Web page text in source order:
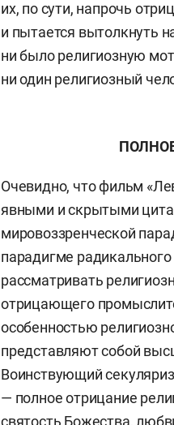
их, по сути, напрочь
и пытается вытолкнуть
ни было религиозную
ни один религиозный
Очевидно, что фильм
явными и скрытыми
мировоззренческой
парадигме
рассматривать
отрицающего
особенностью
представляют собой
Воинствующий
— полное отрицание
святость Божества,